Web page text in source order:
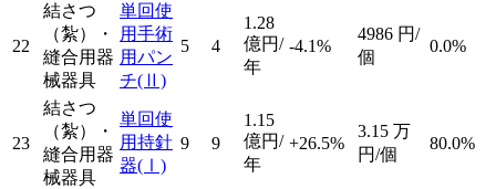
22
結さつ
（紮）・
縫合用器
械器具
単回使
用手術
用パン
チ(Ⅱ)
5 4
1.28
億円/
年
-4.1%
4986 円/
個
0.0%
23
結さつ
（紮）・
縫合用器
械器具
単回使
用持針
器(Ⅰ)
9 9
1.15
億円/
年
+26.5%
3.15 万
円/個
80.0%